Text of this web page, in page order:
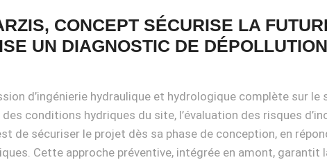
CONCEPT SÉCURISE LA
UN DIAGNOSTIC DE
d’ingénierie hydraulique et hydrologique complète sur
conditions hydriques du site, l’évaluation des risques
de sécuriser le projet dès sa phase de conception, en
Cette approche préventive, intégrée en amont, garantit